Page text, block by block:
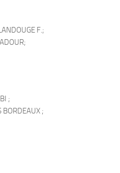
F.;
;
;